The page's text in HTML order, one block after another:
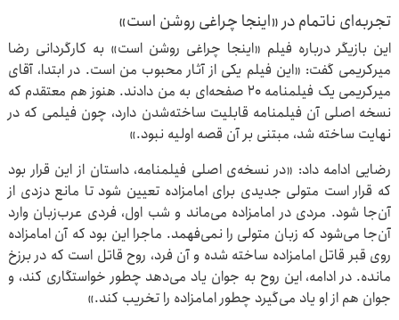
تجربه‌ای ناتمام در «اینجا چراغی روشن است»
این بازیگر درباره فیلم «اینجا چراغی روشن است» به کارگردانی رضا
میرکریمی گفت: «این فیلم یکی از آثار محبوب من است. در ابتدا، آقای
میرکریمی یک فیلمنامه‌ ۲۰ صفحه‌ای به من دادند. هنوز هم معتقدم که
نسخه اصلی آن فیلمنامه قابلیت ساخته‌شدن دارد، چون فیلمی که در
نهایت ساخته شد، مبتنی بر آن قصه اولیه نبود.»
رضایی ادامه داد: «در نسخه‌ی اصلی فیلمنامه، داستان از این قرار بود
که قرار است متولی جدیدی برای امامزاده تعیین شود تا مانع دزدی از
آن‌جا شود. مردی در امامزاده می‌ماند و شب اول، فردی عرب‌زبان وارد
آن‌جا می‌شود که زبان متولی را نمی‌فهمد. ماجرا این بود که آن امامزاده
روی قبر قاتل امامزاده ساخته شده و آن فرد، روح قاتل است که در برزخ
مانده. در ادامه، این روح به جوان یاد می‌دهد چطور خواستگاری کند، و
جوان هم از او یاد می‌گیرد چطور امامزاده را تخریب کند.»